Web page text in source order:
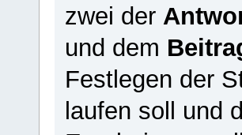
zwei der
und dem
Festlegen der
laufen soll und